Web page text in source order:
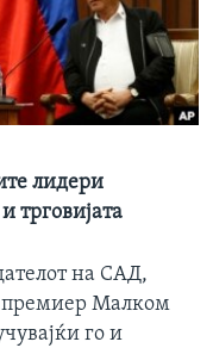
лидери
трговијата
на САД,
премиер Малком
го и